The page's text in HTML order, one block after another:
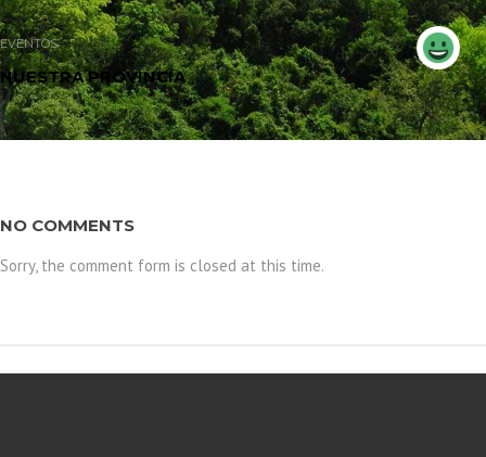
EVENTOS
NUESTRA PROVINCIA
NO COMMENTS
Sorry, the comment form is closed at this time.